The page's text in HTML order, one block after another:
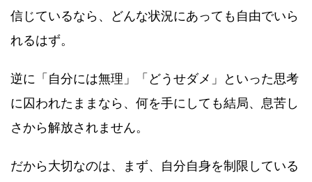
信じているなら、どんな状況にあっても自由でいら
れるはず。
逆に「自分には無理」「どうせダメ」といった思考
に囚われたままなら、何を手にしても結局、息苦し
さから解放されません。
だから大切なのは、まず、自分自身を制限している